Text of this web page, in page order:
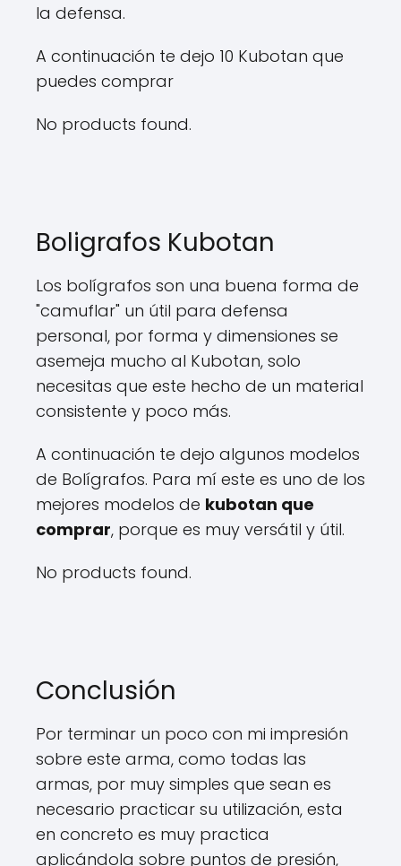
la defensa.
A continuación te dejo 10 Kubotan que
puedes comprar
No products found.
Boligrafos Kubotan
Los bolígrafos son una buena forma de
"camuflar" un útil para defensa
personal, por forma y dimensiones se
asemeja mucho al Kubotan, solo
necesitas que este hecho de un material
consistente y poco más.
A continuación te dejo algunos modelos
de Bolígrafos. Para mí este es uno de los
mejores modelos de kubotan que
comprar, porque es muy versátil y útil.
No products found.
Conclusión
Por terminar un poco con mi impresión
sobre este arma, como todas las
armas, por muy simples que sean es
necesario practicar su utilización, esta
en concreto es muy practica
aplicándola sobre puntos de presión,